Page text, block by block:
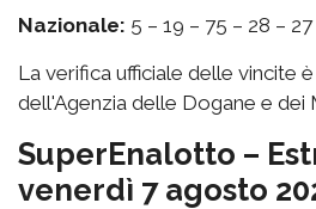
Nazionale: 5 – 19 – 75 – 28 – 27
La verifica ufficiale delle vincite
dell'Agenzia delle Dogane e dei
SuperEnalotto –
venerdì 7 agosto